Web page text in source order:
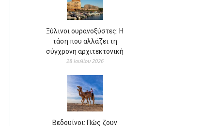
Ξύλινοι ουρανοξύστες: Η
τάση που αλλάζει τη
σύγχρονη αρχιτεκτονική
28 Ιουλίου 2026
Βεδουίνοι: Πώς ζουν